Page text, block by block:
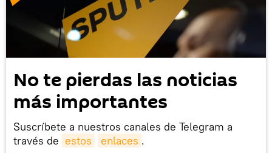
No te pierdas las noticias
más importantes
Suscríbete a nuestros canales de Telegram a
través de estos enlaces .